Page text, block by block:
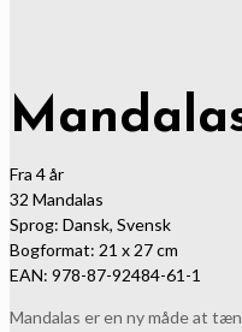
Fra 4 år
32 Mandalas
Sprog: Dansk, Svensk
Bogformat: 21 x 27 cm
EAN: 978-87-92484-61-1
Mandalas er en ny måde at